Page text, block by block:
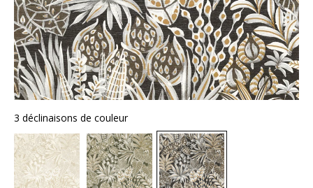
3 déclinaisons de couleur